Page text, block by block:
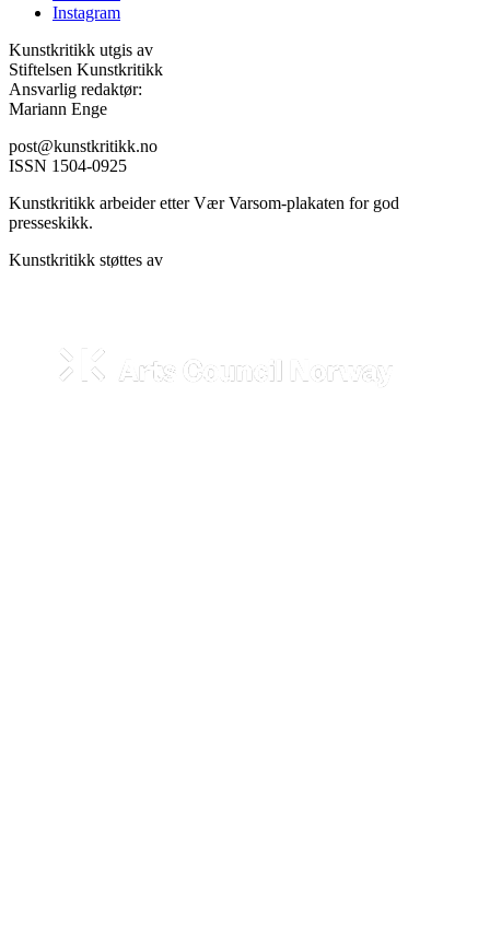
Instagram
Kunstkritikk utgis av
Stiftelsen Kunstkritikk
Ansvarlig redaktør:
Mariann Enge
post@kunstkritikk.no
ISSN 1504-0925
Kunstkritikk arbeider etter Vær Varsom-plakaten for god
presseskikk.
Kunstkritikk støttes av